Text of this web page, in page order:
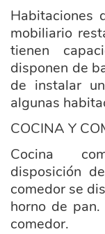
Habitaciones
mobiliario
tienen
disponen de
de instalar
algunas
COCINA Y
Cocina
disposición
comedor se
horno de
comedor.